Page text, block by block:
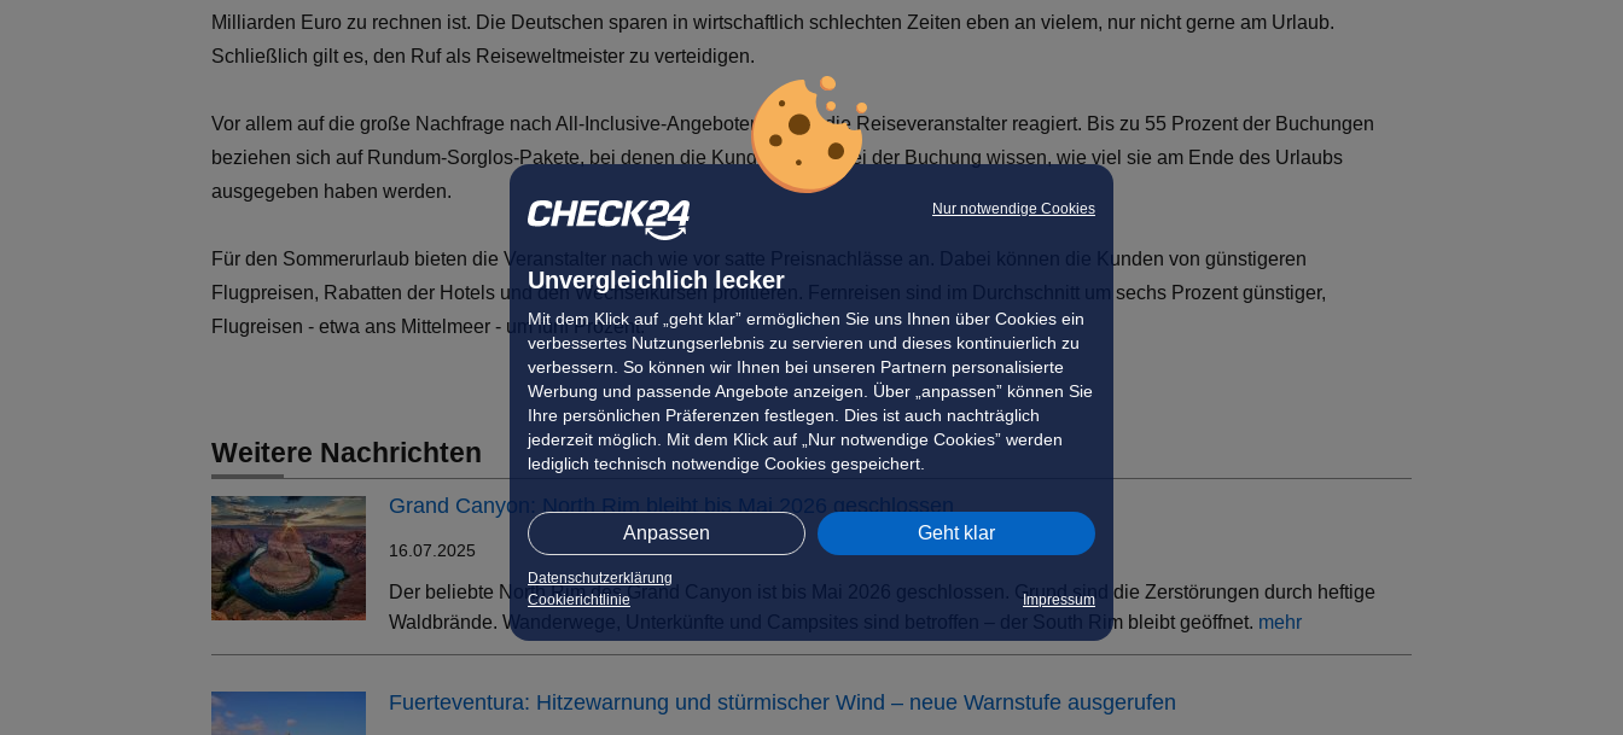
Nur notwendige Cookies
Unvergleichlich lecker
Mit dem Klick auf „geht klar” ermöglichen Sie uns Ihnen über Cookies ein
verbessertes Nutzungserlebnis zu servieren und dieses kontinuierlich zu
verbessern. So können wir Ihnen bei unseren Partnern personalisierte
Werbung und passende Angebote anzeigen. Über „anpassen” können Sie
Ihre persönlichen Präferenzen festlegen. Dies ist auch nachträglich
jederzeit möglich. Mit dem Klick auf „Nur notwendige Cookies” werden
lediglich technisch notwendige Cookies gespeichert.
Anpassen Geht klar
Datenschutzerklärung
Cookierichtlinie
Impressum
Milliarden Euro zu rechnen ist. Die Deutschen sparen in wirtschaftlich schlechten Zeiten eben an vielem, nur nicht gerne am Urlaub.
Schließlich gilt es, den Ruf als Reiseweltmeister zu verteidigen.
Vor allem auf die große Nachfrage nach All-Inclusive-Angeboten haben die Reiseveranstalter reagiert. Bis zu 55 Prozent der Buchungen
beziehen sich auf Rundum-Sorglos-Pakete, bei denen die Kunden schon bei der Buchung wissen, wie viel sie am Ende des Urlaubs
ausgegeben haben werden.
Für den Sommerurlaub bieten die Veranstalter nach wie vor satte Preisnachlässe an. Dabei können die Kunden von günstigeren
Flugpreisen, Rabatten der Hotels und den Wechselkursen profitieren. Fernreisen sind im Durchschnitt um sechs Prozent günstiger,
Flugreisen - etwa ans Mittelmeer - um fünf Prozent.
Weitere Nachrichten
Grand Canyon: North Rim bleibt bis Mai 2026 geschlossen
16.07.2025
Der beliebte North Rim des Grand Canyon ist bis Mai 2026 geschlossen. Grund sind die Zerstörungen durch heftige
Waldbrände. Wanderwege, Unterkünfte und Campsites sind betroffen – der South Rim bleibt geöffnet. mehr
Fuerteventura: Hitzewarnung und stürmischer Wind – neue Warnstufe ausgerufen